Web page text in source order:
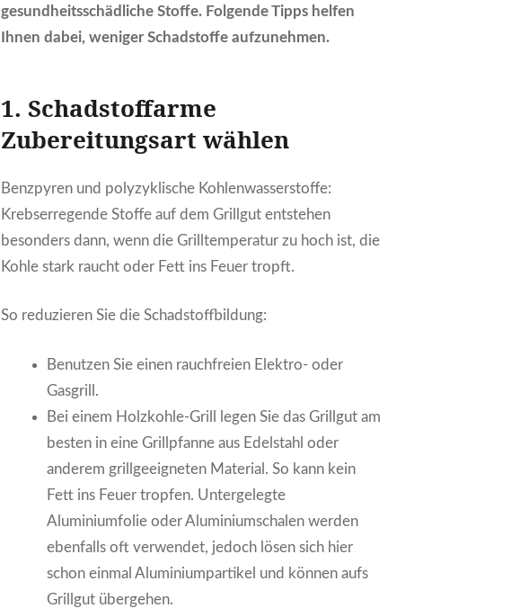
gesundheitsschädliche Stoffe. Folgende Tipps helfen
Ihnen dabei, weniger Schadstoffe aufzunehmen.
1. Schadstoffarme
Zubereitungsart wählen
Benzpyren und polyzyklische Kohlenwasserstoffe:
Krebserregende Stoffe auf dem Grillgut entstehen
besonders dann, wenn die Grilltemperatur zu hoch ist, die
Kohle stark raucht oder Fett ins Feuer tropft.
So reduzieren Sie die Schadstoffbildung:
Benutzen Sie einen rauchfreien Elektro- oder
Gasgrill.
Bei einem Holzkohle-Grill legen Sie das Grillgut am
besten in eine Grillpfanne aus Edelstahl oder
anderem grillgeeigneten Material. So kann kein
Fett ins Feuer tropfen. Untergelegte
Aluminiumfolie oder Aluminiumschalen werden
ebenfalls oft verwendet, jedoch lösen sich hier
schon einmal Aluminiumpartikel und können aufs
Grillgut übergehen.